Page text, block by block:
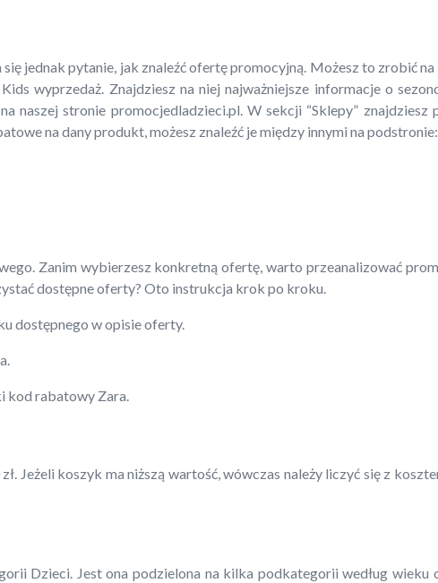
jednak pytanie, jak znaleźć ofertę promocyjną. Możesz to zrobić
wyprzedaż. Znajdziesz na niej najważniejsze informacje o
stronie promocjedladzieci.pl. W sekcji “Sklepy” znajdziesz
na dany produkt, możesz znaleźć je między innymi na podstronie:
Zanim wybierzesz konkretną ofertę, warto przeanalizować
dostępne oferty? Oto instrukcja krok po kroku.
dostępnego w opisie oferty.
kod rabatowy Zara.
Jeżeli koszyk ma niższą wartość, wówczas należy liczyć się z
Dzieci. Jest ona podzielona na kilka podkategorii według wieku